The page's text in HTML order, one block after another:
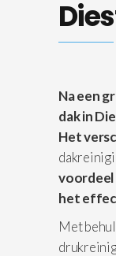
Na een
dak in
Het
voordeel
het
Met